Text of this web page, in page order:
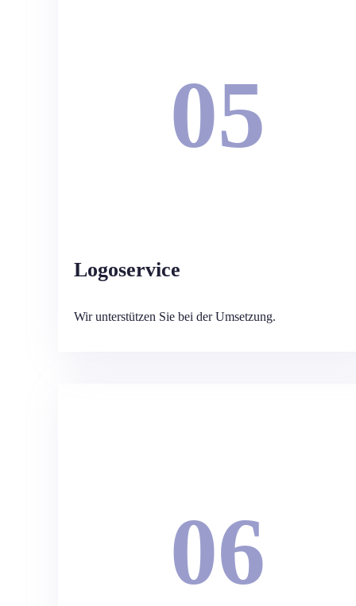
05
Logoservice
Wir unterstützen Sie bei der Umsetzung.
06